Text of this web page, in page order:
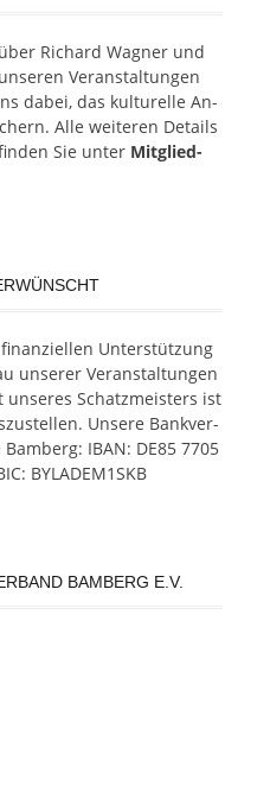
Ri­chard Wag­ner und
Ver­an­stal­tun­gen
da­bei, das kul­tu­rel­le An­
Alle wei­te­ren De­tails
Sie un­ter Mit­glied­
Un­ter­stüt­zung
un­se­rer Ver­an­stal­tun­gen
Schatz­meis­ters ist
Un­se­re Bank­ver­
IBAN: DE85 7705
BYLADEM1SKB
BAMBERG E.V.